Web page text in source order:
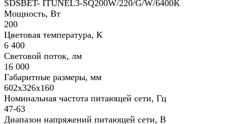
SDSBET- ITUNEL3-SQ200W/220/G/W/6400K
Мощность, Вт
200
Цветовая температура, К
6 400
Световой поток, лм
16 000
Габаритные размеры, мм
602х326х160
Номинальная частота питающей сети, Гц
47-63
Диапазон напряжений питающей сети, В